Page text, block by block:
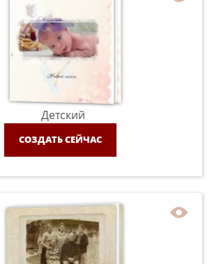
Детский
СОЗДАТЬ СЕЙЧАС